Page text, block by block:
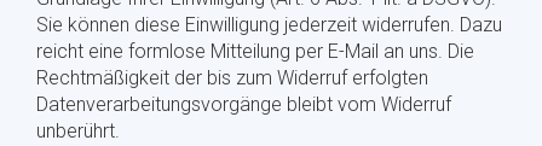
Sie können diese Einwilligung jederzeit widerrufen. Dazu
reicht eine formlose Mitteilung per E-Mail an uns. Die
Rechtmäßigkeit der bis zum Widerruf erfolgten
Datenverarbeitungsvorgänge bleibt vom Widerruf
unberührt.